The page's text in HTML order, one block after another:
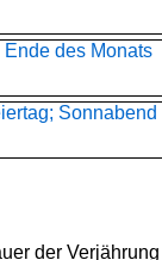
Ende des Monats
Sonnabend
der Verjährung